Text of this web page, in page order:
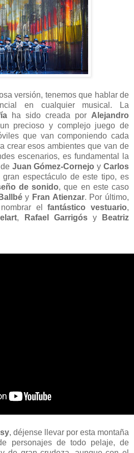
versión, tenemos que hablar de
en cualquier musical. La
ha sido creada por Alejandro
precioso y complejo juego de
que van componiendo cada
crear esos ambientes que van de
escenarios, es fundamental la
de Juan Gómez-Cornejoy Carlos
espectáculo de este tipo, es
de sonido, que en este caso
y Fran Atienzar. Por último,
nombrar elfantástico vestuario,
, Rafael Garrigósy
Beatriz
, déjense llevar por esta montaña
personajes de todo pelaje, de